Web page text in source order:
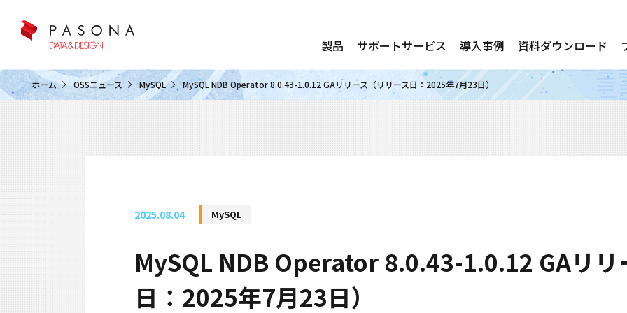
製品 サポートサービス 導入事例 資料ダウンロード
ホーム OSSニュース MySQL MySQL NDB Operator 8.0.43-1.0.12 GAリリース（リリース日：2025年7月23日）
2025.08.04 MySQL
MySQL NDB Operator 8.0.43-1.0.12 GAリリ
日：2025年7月23日）